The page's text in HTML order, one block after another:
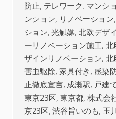
防止, テレワーク, マンシ
ンション, リノベーション,
ション, 光触媒, 北欧デザ
ーリノベーション施工, 北
ザインリノベーション, 北
害虫駆除, 家具付き, 感染
止徹底宣言, 成瀬駅, 戸建て
東京23区, 東京都, 株式会
京23区, 渋谷旨いのも, 玉